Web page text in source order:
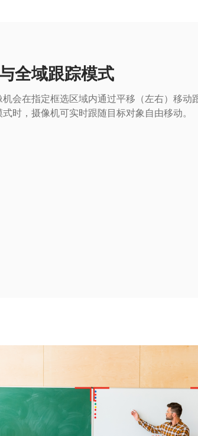
全域跟踪模式
会在指定框选区域内通过平移（左右）移动
时，摄像机可实时跟随目标对象自由移动。